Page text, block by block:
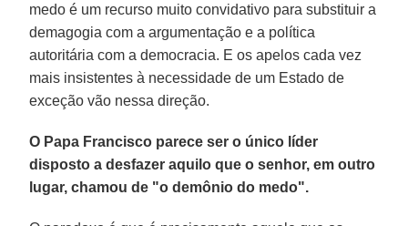
medo é um recurso muito convidativo para substituir a
demagogia com a argumentação e a política
autoritária com a democracia. E os apelos cada vez
mais insistentes à necessidade de um Estado de
exceção vão nessa direção.
O Papa Francisco parece ser o único líder
disposto a desfazer aquilo que o senhor, em outro
lugar, chamou de "o demônio do medo".